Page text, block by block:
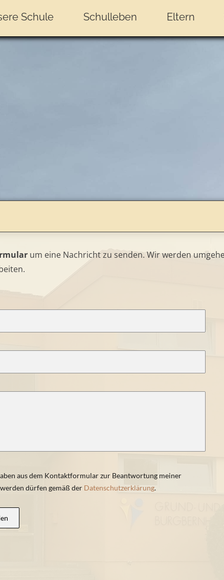
Schule Schulleben Eltern
um eine Nachricht zu senden. Wir werden
aus dem Kontaktformular zur Beantwortung meiner
dürfen gemäß der Datenschutzerklärung.